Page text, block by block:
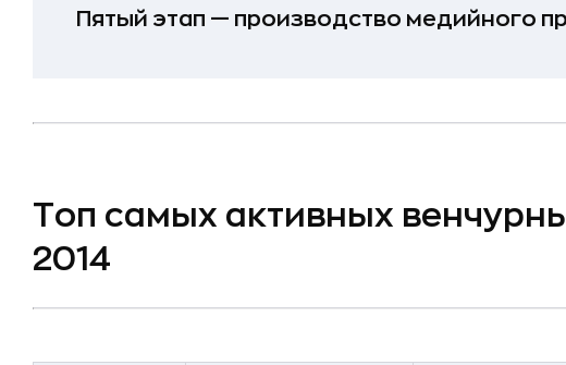
Пятый этап — производство медийного
Топ самых активных
2014